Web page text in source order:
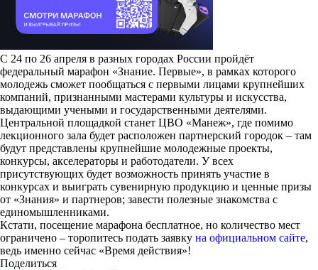
С 24 по 26 апреля в разных городах России пройдёт
федеральный марафон «Знание. Первые», в рамках которого
молодежь сможет пообщаться с первыми лицами крупнейших
компаний, признанными мастерами культуры и искусства,
выдающими учеными и государственными деятелями.
Центральной площадкой станет ЦВО «Манеж», где помимо
лекционного зала будет расположен партнерский городок – там
будут представлены крупнейшие молодежные проекты,
конкурсы, акселераторы и работодатели. У всех
присутствующих будет возможность принять участие в
конкурсах и выиграть сувенирную продукцию и ценные призы
от «Знания» и партнеров; завести полезные знакомства с
единомышленниками.
Кстати, посещение марафона бесплатное, но количество мест
ограничено – торопитесь подать заявку на официальном сайте,
ведь именно сейчас «Время действия»!
Поделиться